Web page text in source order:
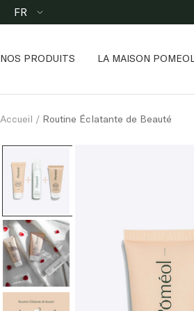
Passer
au
Langue
FR
NOS PRODUITS LA MAISON
Accueil Routine Éclatante de Beauté